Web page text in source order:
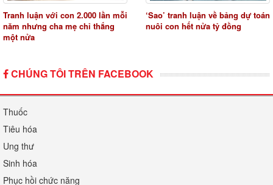
Tranh luận với con 2.000 lần mỗi
năm nhưng cha mẹ chỉ thắng
một nửa
‘Sao’ tranh luận về bảng dự toán
nuôi con hết nửa tỷ đồng
CHÚNG TÔI TRÊN FACEBOOK
Thuốc
Tiêu hóa
Ung thư
Sinh hóa
Phục hồi chức năng